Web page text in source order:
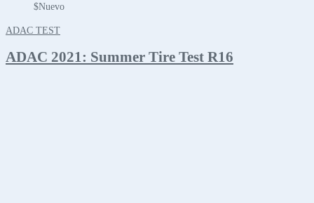
$Nuevo
ADAC TEST
ADAC 2021: Summer Tire Test R16